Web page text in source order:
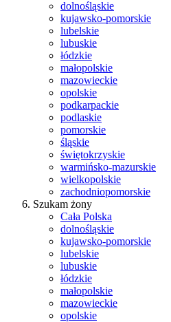
dolnośląskie
kujawsko-pomorskie
lubelskie
lubuskie
łódzkie
małopolskie
mazowieckie
opolskie
podkarpackie
podlaskie
pomorskie
śląskie
świętokrzyskie
warmińsko-mazurskie
wielkopolskie
zachodniopomorskie
Szukam żony
Cała Polska
dolnośląskie
kujawsko-pomorskie
lubelskie
lubuskie
łódzkie
małopolskie
mazowieckie
opolskie